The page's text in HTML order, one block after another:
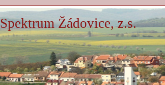
Spektrum Žádovice, z.s.